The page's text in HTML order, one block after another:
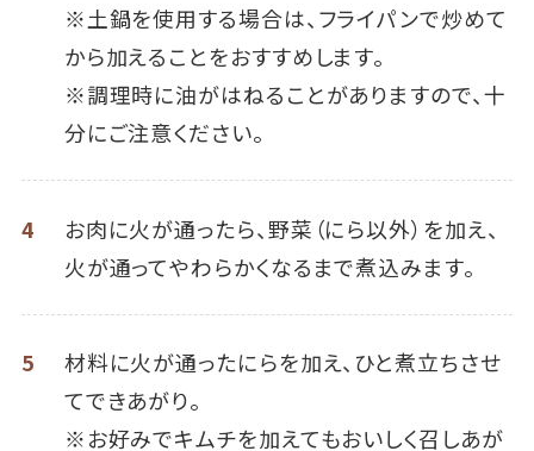
※土鍋を使用する場合は、フライパンで炒めて
から加えることをおすすめします。
※調理時に油がはねることがありますので、十
分にご注意ください。
4
お肉に火が通ったら、野菜（にら以外）を加え、
火が通ってやわらかくなるまで煮込みます。
5
材料に火が通ったにらを加え、ひと煮立ちさせ
てできあがり。
※お好みでキムチを加えてもおいしく召しあが